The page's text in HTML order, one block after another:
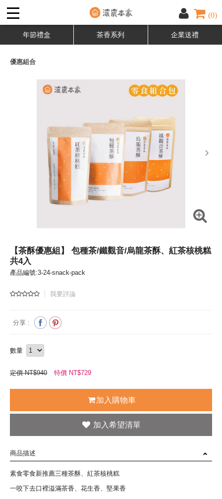
(0)
年節禮盒 茶香系列 企業送禮
優惠組合
next
【茶酥優惠組】 包種茶/鐵觀音/烏龍茶酥、紅茶核桃糕
共4入
產品編號:3-24-snack-pack
我要評論
分享 :
數量
定價 NT$940 特價 NT$729
加入購物車
商品描述
素食零食新推薦三種茶酥、紅茶核桃糕
一咬下去口裡溢滿茶香、花生香、堅果香